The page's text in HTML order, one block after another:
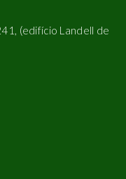
(edifício Landell de